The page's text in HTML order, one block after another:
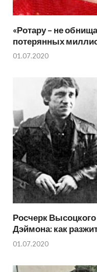
«Ротару – не
потерянных
01.07.2020
Росчерк
Дэймона: как
01.07.2020